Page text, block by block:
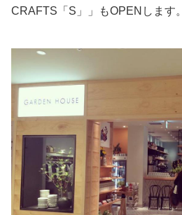
妊娠/出産/家族
ココロ/カラダ
グルメ
CRAFTS「S」」もOPENします。